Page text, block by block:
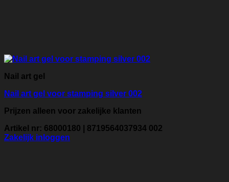
Nail art gel
Nail art gel voor stamping silver 002
Prijzen alleen voor zakelijke klanten
Artikel nr: 68000180 | 8719564037934 002
Zakelijk inloggen